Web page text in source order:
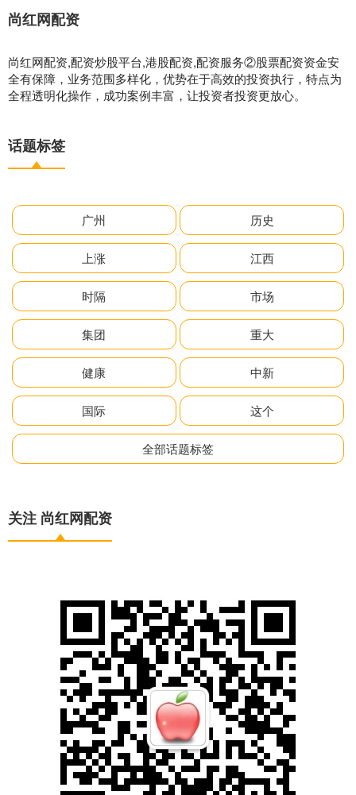
尚红网配资
尚红网配资,配资炒股平台,港股配资,配资服务②股票配资资金安
全有保障，业务范围多样化，优势在于高效的投资执行，特点为
全程透明化操作，成功案例丰富，让投资者投资更放心。
话题标签
广州 历史
上涨 江西
时隔 市场
集团 重大
健康 中新
国际 这个
全部话题标签
关注 尚红网配资